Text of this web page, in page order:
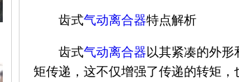
齿式气动离合器特点解析
齿式气动离合器 以其紧凑的外
矩传递，这不仅增强了传递的转矩